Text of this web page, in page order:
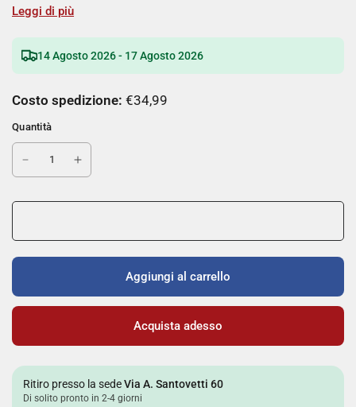
Leggi di più
14 Agosto 2026 - 17 Agosto 2026
Costo spedizione: €34,99
Quantità
Aggiungi al carrello
Acquista adesso
Ritiro presso la sedeVia A. Santovetti 60
Di solito pronto in 2-4 giorni